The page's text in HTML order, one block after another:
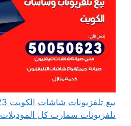
تلفزيونات سمارت كل الموديلات